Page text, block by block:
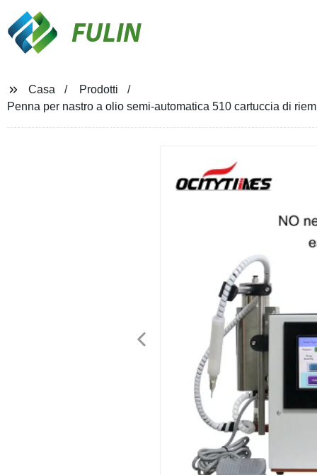
FULIN
Casa
Prodotti
Penna per nastro a olio semi-automatica 510 cartuccia di